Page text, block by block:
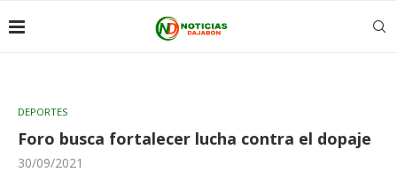
DEPORTES
Foro busca fortalecer lucha contra el dopaje
30/09/2021